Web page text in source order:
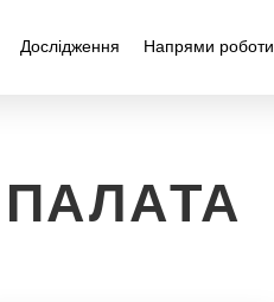
Дослідження Напрями роботи